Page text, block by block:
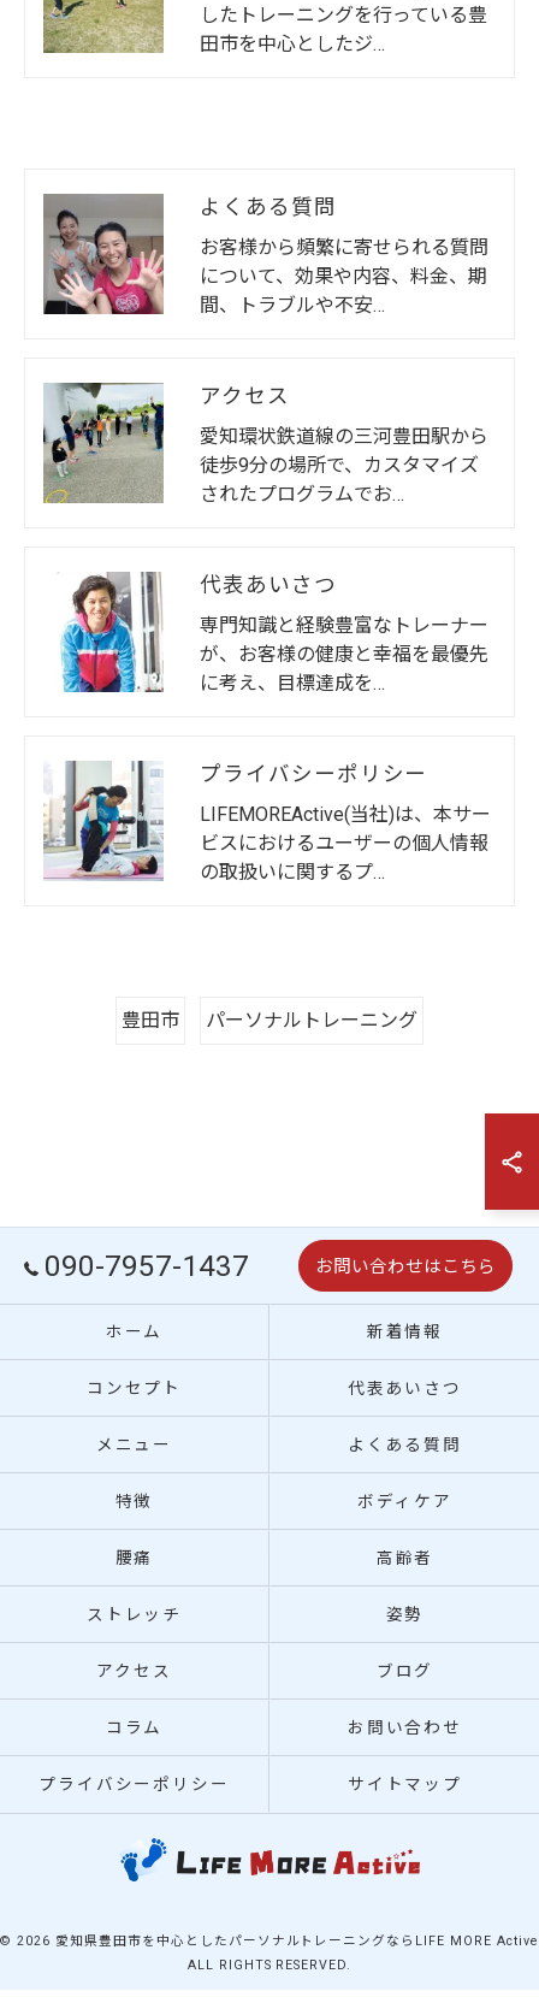
したトレーニングを行っている豊
田市を中心としたジ…
よくある質問
お客様から頻繁に寄せられる質問
について、効果や内容、料金、期
間、トラブルや不安…
アクセス
愛知環状鉄道線の三河豊田駅から
徒歩9分の場所で、カスタマイズ
されたプログラムでお…
代表あいさつ
専門知識と経験豊富なトレーナー
が、お客様の健康と幸福を最優先
に考え、目標達成を…
プライバシーポリシー
LIFEMOREActive(当社)は、本サー
ビスにおけるユーザーの個人情報
の取扱いに関するプ…
豊田市 パーソナルトレーニング
090-7957-1437 お問い合わせはこちら
ホーム 新着情報
コンセプト 代表あいさつ
メニュー よくある質問
特徴 ボディケア
腰痛 高齢者
ストレッチ 姿勢
アクセス ブログ
コラム お問い合わせ
プライバシーポリシー サイトマップ
© 2026 愛知県豊田市を中心としたパーソナルトレーニングならLIFE MORE Active
ALL RIGHTS RESERVED.